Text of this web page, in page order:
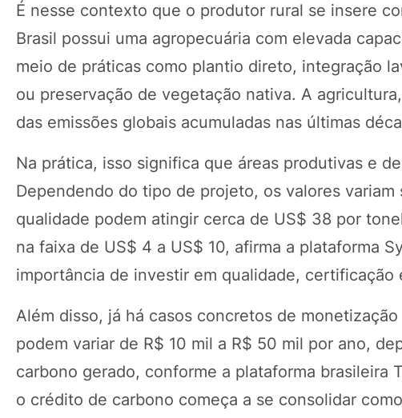
É nesse contexto que o produtor rural se insere
Brasil possui uma agropecuária com elevada
meio de práticas como plantio direto, integração
ou preservação de vegetação nativa. A
das emissões globais acumuladas nas últimas
Na prática, isso significa que áreas produtivas e
Dependendo do tipo de projeto, os valores
qualidade podem atingir cerca de US$ 38 por
na faixa de US$ 4 a US$ 10, afirma a plataforma
importância de investir em qualidade, certificação
Além disso, já há casos concretos de
podem variar de R$ 10 mil a R$ 50 mil por ano,
carbono gerado, conforme a plataforma brasileira
o crédito de carbono começa a se consolidar